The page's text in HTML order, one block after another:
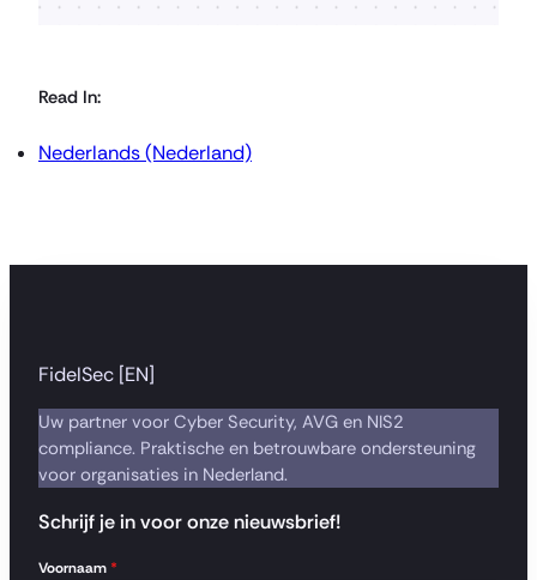
Read In:
Nederlands (Nederland)
FidelSec [EN]
Uw partner voor Cyber Security, AVG en NIS2
compliance. Praktische en betrouwbare ondersteuning
voor organisaties in Nederland.
Schrijf je in voor onze nieuwsbrief!
Voornaam *